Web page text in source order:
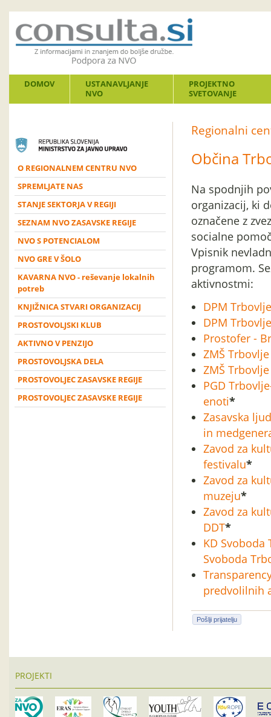
DOMOV
USTANAVLJANJE
NVO
PROJEKTNO
SVETOVANJE
O REGIONALNEM CENTRU NVO
SPREMLJATE NAS
STANJE SEKTORJA V REGIJI
SEZNAM NVO ZASAVSKE REGIJE
NVO S POTENCIALOM
NVO GRE V ŠOLO
KAVARNA NVO - reševanje lokalnih
potreb
KNJIŽNICA STVARI ORGANIZACIJ
PROSTOVOLJSKI KLUB
AKTIVNO V PENZIJO
PROSTOVOLJSKA DELA
PROSTOVOLJEC ZASAVSKE REGIJE
PROSTOVOLJEC ZASAVSKE REGIJE
Regionalni
Občina
Na spodnjih
organizacij, ki
označene z
socialne
Vpisnik
programom.
aktivnostmi:
DPM
DPM
Prostofer -
ZMŠ
ZMŠ
PGD
enoti*
Zasavska
in
Zavod za
festivalu*
Zavod za
muzeju*
Zavod za
DDT*
KD
Svoboda
predvolilnih
Pošlji prijatelju
PROJEKTI